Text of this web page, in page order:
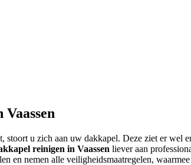
stoort u zich aan uw dakkapel. Deze ziet er wel
reinigen in Vaassen liever aan
en nemen alle veiligheidsmaatregelen,